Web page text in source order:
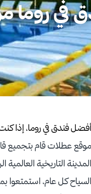
فندق في
أفضل فندق في روما، إذا
موقع عطلات قام بتجميع قائمة مكونة من 35
المدينة التاريخية
السياح كل عام، استمتعوا